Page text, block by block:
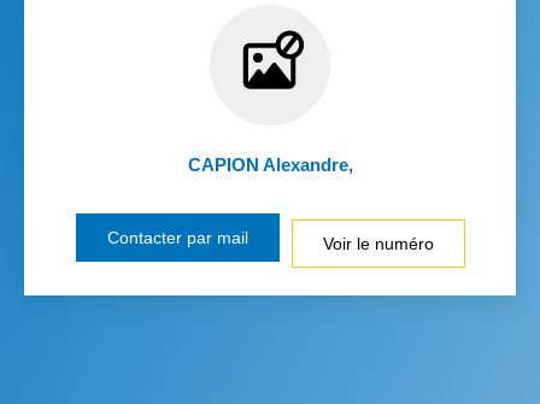
CAPION Alexandre,
Contacter par mail Voir le numéro